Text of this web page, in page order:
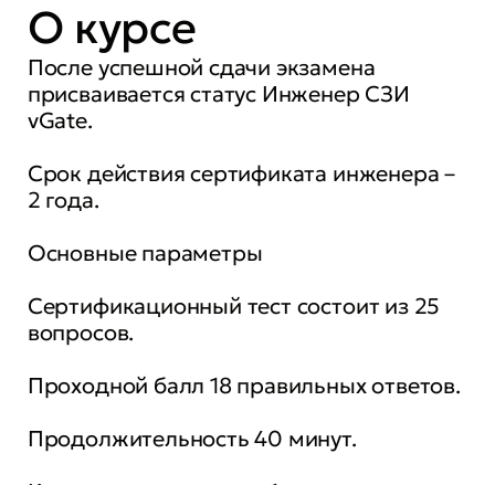
О курсе
После успешной сдачи экзамена
присваивается статус Инженер СЗИ
vGate.
Срок действия сертификата инженера –
2 года.
Основные параметры
Сертификационный тест состоит из 25
вопросов.
Проходной балл 18 правильных ответов.
Продолжительность 40 минут.